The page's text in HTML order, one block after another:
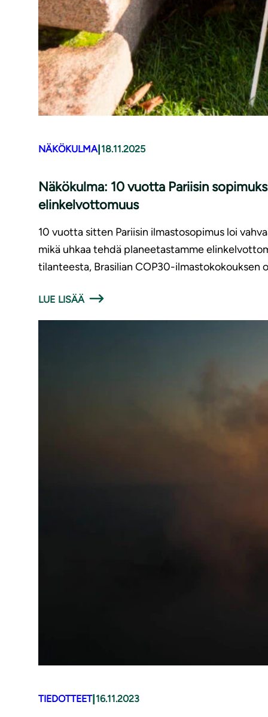
NÄKÖKULMA| 18.11.2025
Näkökulma: 10 vuotta Pariisin
elinkelvottomuus
10 vuotta sitten Pariisin ilmastosopimus loi
mikä uhkaa tehdä planeetastamme
tilanteesta, Brasilian COP30-ilmastokokouksen
LUE LISÄÄ
TIEDOTTEET| 16.11.2023